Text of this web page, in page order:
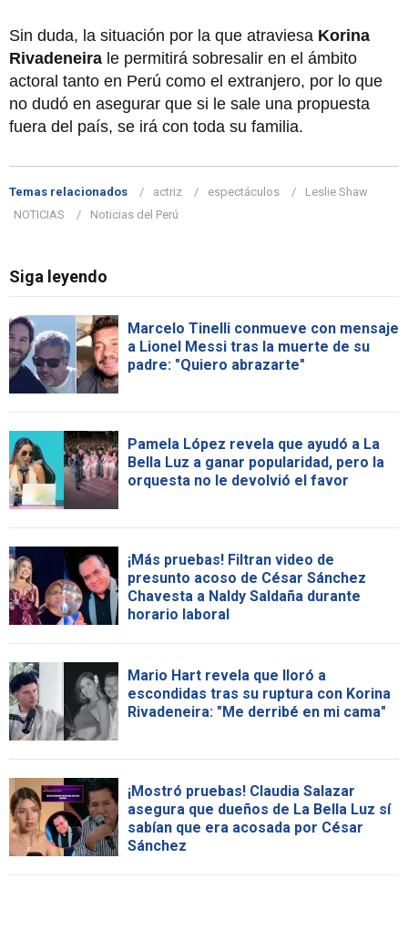
Sin duda, la situación por la que atraviesa Korina
Rivadeneira le permitirá sobresalir en el ámbito
actoral tanto en Perú como el extranjero, por lo que
no dudó en asegurar que si le sale una propuesta
fuera del país, se irá con toda su familia.
Temas relacionados actriz espectáculos
Leslie Shaw
NOTICIAS
Noticias del Perú
Siga leyendo
Marcelo Tinelli conmueve con mensaje
a Lionel Messi tras la muerte de su
padre: "Quiero abrazarte"
Pamela López revela que ayudó a La
Bella Luz a ganar popularidad, pero la
orquesta no le devolvió el favor
¡Más pruebas! Filtran video de
presunto acoso de César Sánchez
Chavesta a Naldy Saldaña durante
horario laboral
Mario Hart revela que lloró a
escondidas tras su ruptura con Korina
Rivadeneira: "Me derribé en mi cama"
¡Mostró pruebas! Claudia Salazar
asegura que dueños de La Bella Luz sí
sabían que era acosada por César
Sánchez